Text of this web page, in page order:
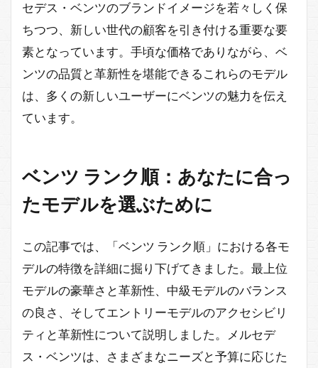
セデス・ベンツのブランドイメージを若々しく保
ちつつ、新しい世代の顧客を引き付ける重要な要
素となっています。手頃な価格でありながら、ベ
ンツの品質と革新性を堪能できるこれらのモデル
は、多くの新しいユーザーにベンツの魅力を伝え
ています。
ベンツ ランク順：あなたに合っ
たモデルを選ぶために
この記事では、「ベンツ ランク順」における各モ
デルの特徴を詳細に掘り下げてきました。最上位
モデルの豪華さと革新性、中級モデルのバランス
の良さ、そしてエントリーモデルのアクセシビリ
ティと革新性について説明しました。メルセデ
ス・ベンツは、さまざまなニーズと予算に応じた